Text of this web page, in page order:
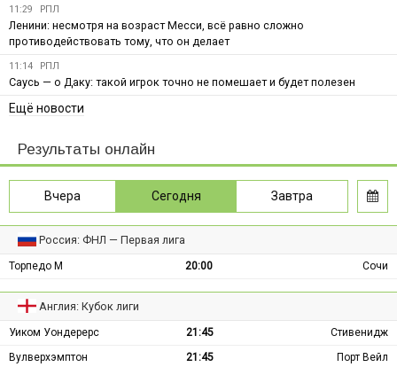
11:29 РПЛ
Ленини: несмотря на возраст Месси, всё равно сложно
противодействовать тому, что он делает
11:14 РПЛ
Саусь — о Даку: такой игрок точно не помешает и будет полезен
Ещё новости
Результаты онлайн
Вчера Сегодня Завтра
Россия: ФНЛ — Первая лига
Торпедо М 20:00 Сочи
Англия: Кубок лиги
Уиком Уондерерс 21:45
Стивенидж
Вулверхэмптон
21:45
Порт Вейл